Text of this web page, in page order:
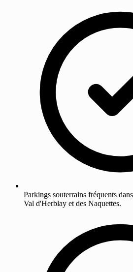
Parkings souterrains fréquents
Val d'Herblay et des Naquettes.